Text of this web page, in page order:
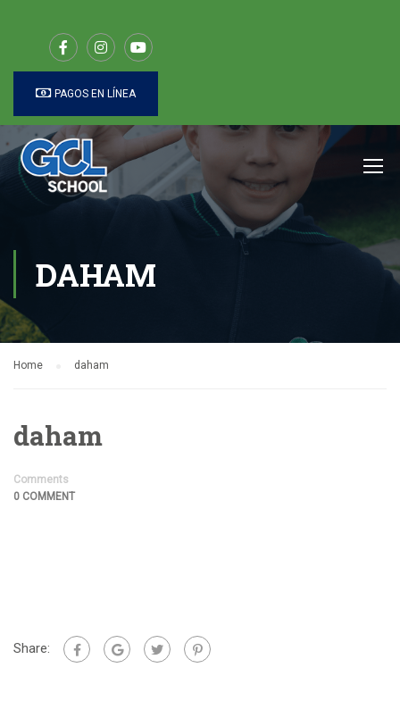
PAGOS EN LÍNEA
DAHAM
Home daham
daham
Comments
0 COMMENT
Share: